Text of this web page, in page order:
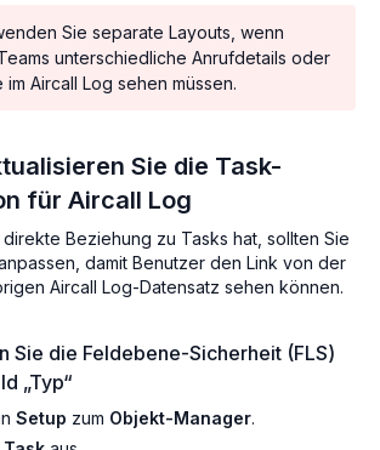
Sie separate Layouts, wenn
unterschiedliche Anrufdetails oder
im Aircall Log sehen müssen.
Sie die Task-
für Aircall Log
direkte Beziehung zu Tasks hat, sollten Sie
damit Benutzer den Link von der
Aircall Log-Datensatz sehen können.
Sie die Feldebene-Sicherheit (FLS)
„Typ“
Setup zum Objekt-Manager.